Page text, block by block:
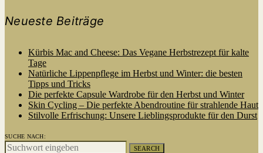
Neueste Beiträge
Kürbis Mac and Cheese: Das Vegane Herbstrezept für kalte
Tage
Natürliche Lippenpflege im Herbst und Winter: die besten
Tipps und Tricks
Die perfekte Capsule Wardrobe für den Herbst und Winter
Skin Cycling – Die perfekte Abendroutine für strahlende Haut
Stilvolle Erfrischung: Unsere Lieblingsprodukte für den Durst
SUCHE NACH:
SEARCH